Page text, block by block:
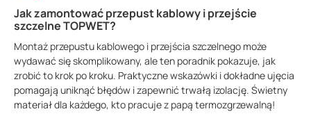
Jak zamontować przepust kablowy i przejście
szczelne TOPWET?
Montaż przepustu kablowego i przejścia szczelnego może
wydawać się skomplikowany, ale ten poradnik pokazuje, jak
zrobić to krok po kroku. Praktyczne wskazówki i dokładne ujęcia
pomagają uniknąć błędów i zapewnić trwałą izolację. Świetny
materiał dla każdego, kto pracuje z papą termozgrzewalną!